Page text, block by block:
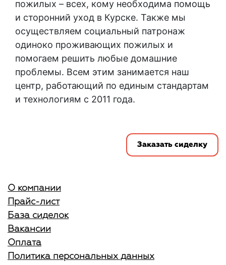
пожилых – всех, кому необходима помощь
и сторонний уход в Курске. Также мы
осуществляем социальный патронаж
одиноко проживающих пожилых и
помогаем решить любые домашние
проблемы. Всем этим занимается наш
центр, работающий по единым стандартам
и технологиям с 2011 года.
Заказать сиделку
О компании
Прайс-лист
База сиделок
Вакансии
Оплата
Политика персональных данных